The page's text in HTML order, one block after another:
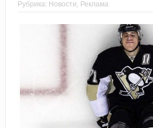
Рубрика: Новости, Реклама